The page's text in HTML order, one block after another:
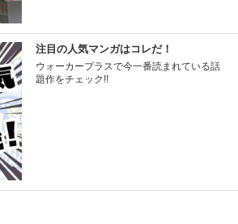
注目の人気マンガはコレだ！
ウォーカープラスで今一番読まれている話
題作をチェック!!